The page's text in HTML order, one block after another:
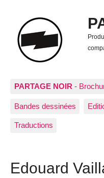
PARTAGE NOIR -
Bandes dessinées
Traductions
Edouard